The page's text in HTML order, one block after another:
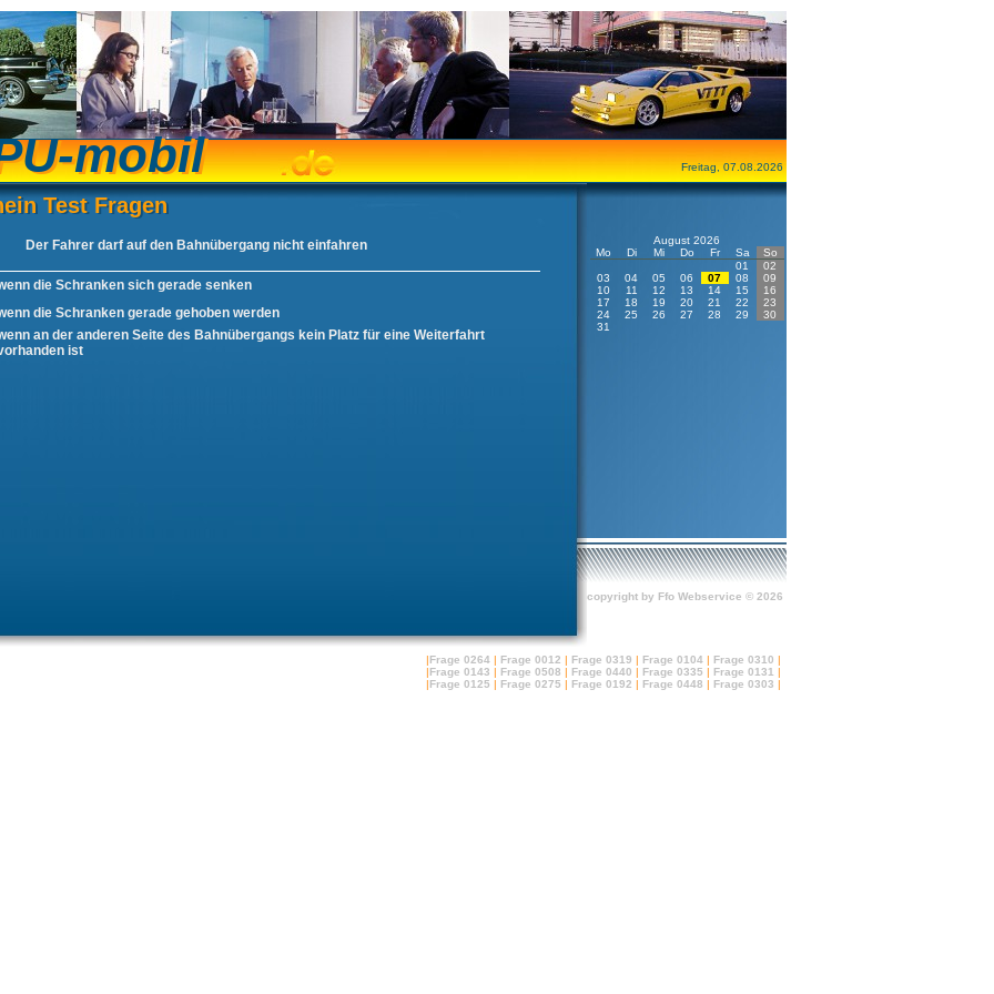
|Frage 0264 | Frage 0012 | Frage 0319 | Frage 0104 | Frage 0310 |
|Frage 0143 | Frage 0508 | Frage 0440 | Frage 0335 | Frage 0131 |
|Frage 0125 | Frage 0275 | Frage 0192 | Frage 0448 | Frage 0303 |
mobil
mobil Freitag, 07.08.2026
Test Fragen
Test Fragen
Der Fahrer darf auf den Bahnübergang nicht einfahren
die Schranken sich gerade senken
die Schranken gerade gehoben werden
an der anderen Seite des Bahnübergangs kein Platz für eine Weiterfahrt
ist
August 2026
Mo
Di Mi Do Fr Sa
So
01
02
03
04 05 06 07 08
09
10
11 12 13 14 15
16
17
18 19 20 21 22
23
24
25 26 27 28 29
30
31
copyright by Ffo Webservice © 2026